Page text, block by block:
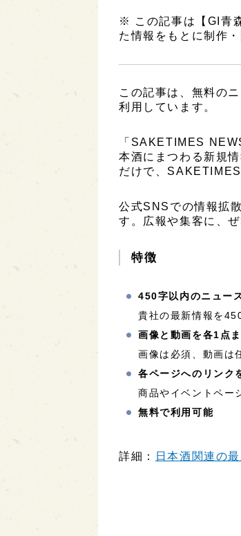
※ この記事は【GI青
た情報をもとに制作
この記事は、無料の
利用しています。
「SAKETIMES
本酒にまつわる新規
だけで、
公式SNSでの情報拡
す。広報や集客に、
特徴
450字以内のニュー
貴社の最新情報を
画像と動画を各1点
画像は必須、動画は
各ページへのリンク
商品やイベントペー
無料で利用可能
詳細： 日本酒関連の